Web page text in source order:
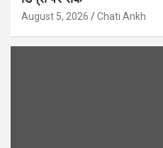
August 5, 2026 Chati Ankh